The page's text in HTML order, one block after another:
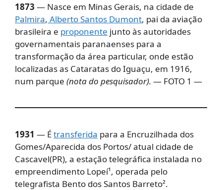
1873 — Nasce em Minas Gerais, na cidade de
Palmira, Alberto Santos Dumont, pai da aviação
brasileira e proponente junto às autoridades
governamentais paranaenses para a
transformação da área particular, onde estão
localizadas as Cataratas do Iguaçu, em 1916,
num parque (nota do pesquisador). — FOTO 1 —
1931 — Étransferida para a Encruzilhada dos
Gomes/Aparecida dos Portos/ atual cidade de
Cascavel(PR), a estação telegráfica instalada no
empreendimento Lopeí¹, operada pelo
telegrafista Bento dos Santos Barreto².